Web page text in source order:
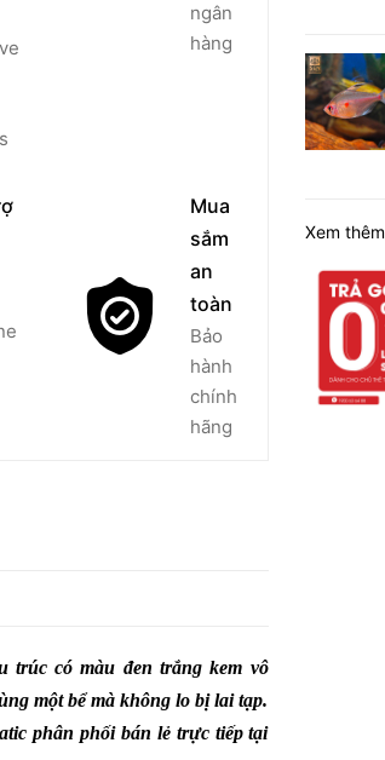
ngân
hàng
Mua
sắm
an
toàn
Bảo
hành
chính
hãng
trúc có màu đen trắng kem vô
một bể mà không lo bị lai tạp.
phân phối bán lẻ trực tiếp tại
Xem thêm